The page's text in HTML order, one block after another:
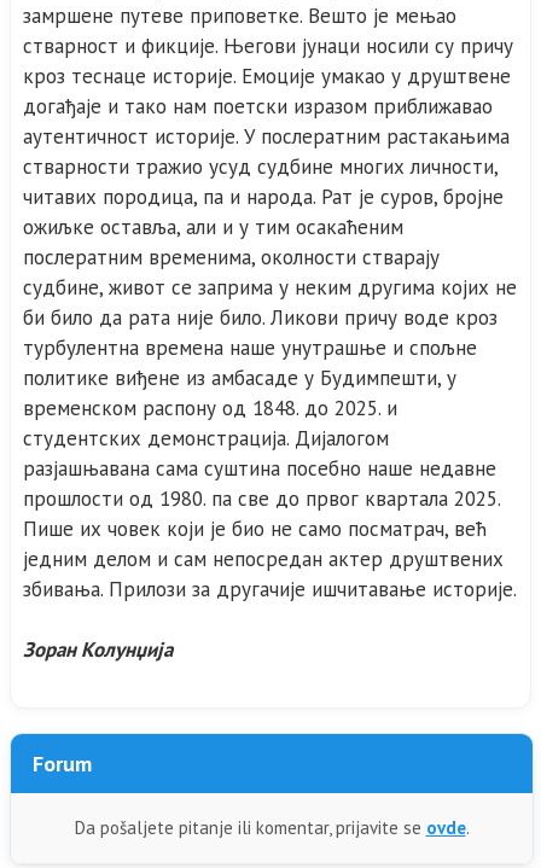
замршене путеве приповетке. Вешто је мењао
стварност и фикције. Његови јунаци носили су причу
кроз теснаце историје. Емоције умакао у друштвене
догађаје и тако нам поетски изразом приближавао
аутентичност историје. У послератним растакањима
стварности тражио усуд судбине многих личности,
читавих породица, па и народа. Рат је суров, бројне
ожиљке оставља, али и у тим осакаћеним
послератним временима, околности стварају
судбине, живот се заприма у неким другима којих не
би било да рата није било. Ликови причу воде кроз
турбулентна времена наше унутрашње и спољне
политике виђене из амбасаде у Будимпешти, у
временском распону од 1848. до 2025. и
студентских демонстрација. Дијалогом
разјашњавана сама суштина посебно наше недавне
прошлости од 1980. па све до првог квартала 2025.
Пише их човек који је био не само посматрач, већ
једним делом и сам непосредан актер друштвених
збивања. Прилози за другачије ишчитавање историје.
Зоран Колунџија
Forum
Da pošaljete pitanje ili komentar, prijavite se ovde.